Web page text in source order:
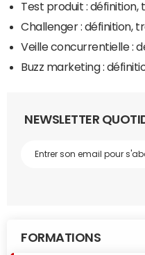
Test produit : définition,
Challenger : définition,
Veille concurrentielle :
Buzz marketing :
NEWSLETTER
FORMATIONS